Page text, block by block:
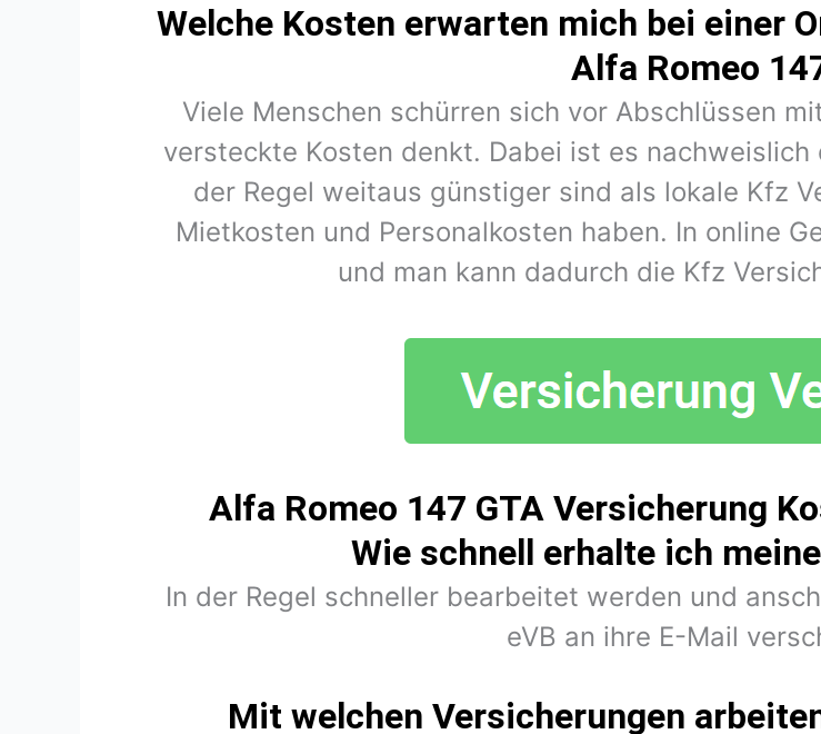
Welche Kosten erwarten mich bei einer
Alfa Romeo
Viele Menschen schürren sich vor Abschlüssen
versteckte Kosten denkt. Dabei ist es
der Regel weitaus günstiger sind als lokale Kfz
Mietkosten und Personalkosten haben. In online
und man kann dadurch die Kfz
Alfa Romeo 147 GTA Versicherung
Wie schnell erhalte ich
In der Regel schneller bearbeitet werden und
eVB an ihre E-Mail
Mit welchen Versicherungen